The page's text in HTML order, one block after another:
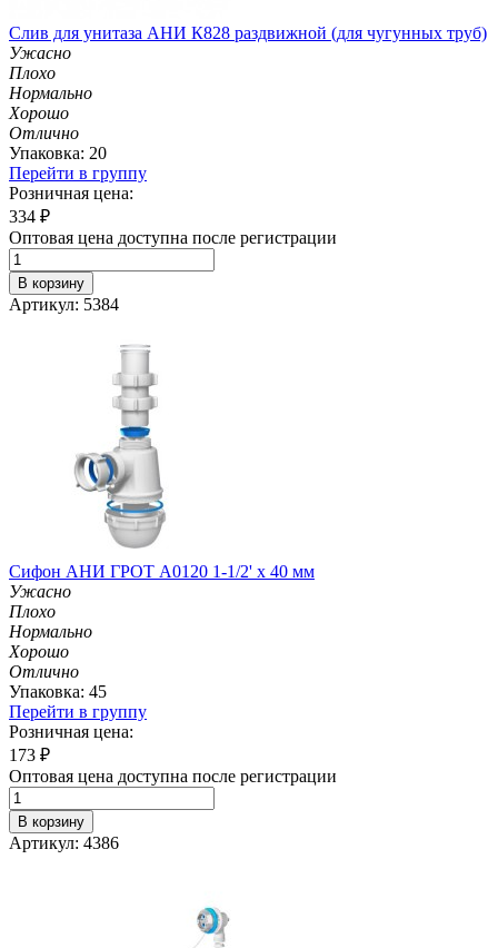
Слив для унитаза АНИ К828 раздвижной (для чугунных труб)
Ужасно
Плохо
Нормально
Хорошо
Отлично
Упаковка: 20
Перейти в группу
Розничная цена:
334 ₽
Оптовая цена доступна после регистрации
В корзину
Артикул: 5384
Сифон АНИ ГРОТ A0120 1-1/2' х 40 мм
Ужасно
Плохо
Нормально
Хорошо
Отлично
Упаковка: 45
Перейти в группу
Розничная цена:
173 ₽
Оптовая цена доступна после регистрации
В корзину
Артикул: 4386